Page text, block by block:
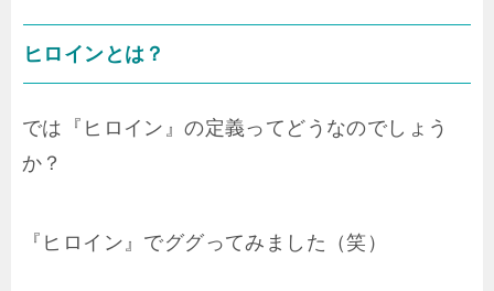
ヒロインとは？
では『ヒロイン』の定義ってどうなのでしょう
か？
『ヒロイン』でググってみました（笑）